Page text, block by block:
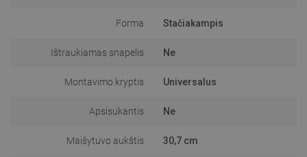
Forma Stačiakampis
Ištraukiamas snapelis Ne
Montavimo kryptis Universalus
Apsisukantis Ne
Maišytuvo aukštis 30,7 cm